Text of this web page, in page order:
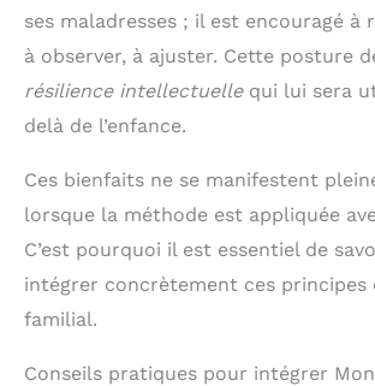
ses maladresses ; il est encouragé à
à observer, à ajuster. Cette posture
résilience intellectuellequi lui sera
delà de l’enfance.
Ces bienfaits ne se manifestent
lorsque la méthode est appliquée
C’est pourquoi il est essentiel de
intégrer concrètement ces principes
familial.
Conseils pratiques pour intégrer